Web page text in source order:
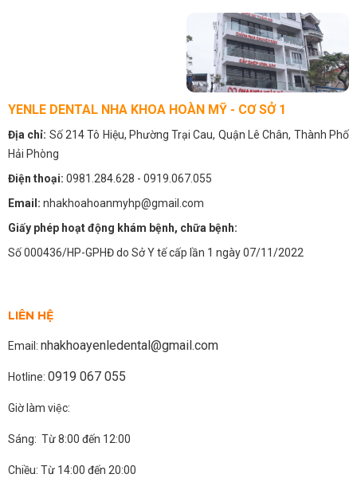
YENLE DENTAL NHA KHOA HOÀN MỸ - CƠ SỞ 1
Địa chỉ: Số 214 Tô Hiệu, Phường Trại Cau, Quận Lê Chân, Thành Phố
Hải Phòng
Điện thoại: 0981.284.628 - 0919.067.055
Email: nhakhoahoanmyhp@gmail.com
Giấy phép hoạt động khám bệnh, chữa bệnh:
Số 000436/HP-GPHĐ do Sở Y tế cấp lần 1 ngày 07/11/2022
LIÊN HỆ
Email: nhakhoayenledental@gmail.com
Hotline: 0919 067 055
Giờ làm việc:
Sáng: Từ 8:00 đến 12:00
Chiều: Từ 14:00 đến 20:00